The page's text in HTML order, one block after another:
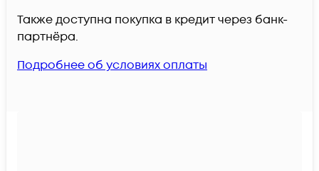
Также доступна покупка в кредит через банк-
партнёра.
Подробнее об условиях оплаты